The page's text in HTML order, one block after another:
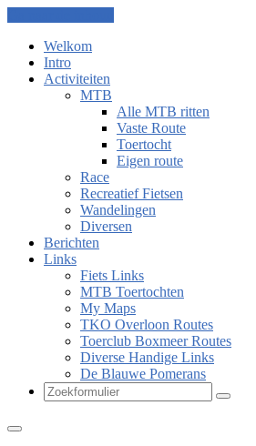
Welkom
Intro
Activiteiten
MTB
Alle MTB ritten
Vaste Route
Toertocht
Eigen route
Race
Recreatief Fietsen
Wandelingen
Diversen
Berichten
Links
Fiets Links
MTB Toertochten
My Maps
TKO Overloon Routes
Toerclub Boxmeer Routes
Diverse Handige Links
De Blauwe Pomerans
Zoeken